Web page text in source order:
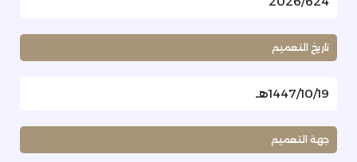
تاريخ التعميم
1447/10/19هـ
جهة التعميم